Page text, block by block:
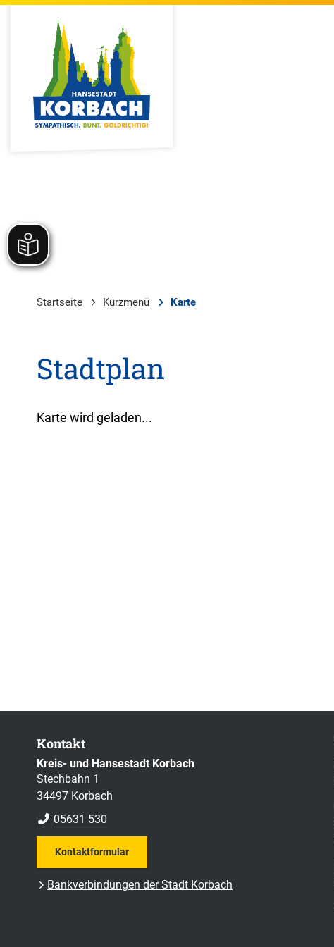
Startseite Kurzmenü Karte
Stadtplan
Karte wird geladen...
Kontakt
Kreis- und Hansestadt Korbach
Stechbahn 1
34497 Korbach
05631 530
Kontaktformular
Bankverbindungen der Stadt Korbach